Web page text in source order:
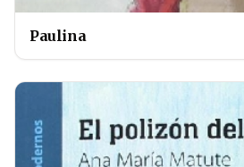
Paulina